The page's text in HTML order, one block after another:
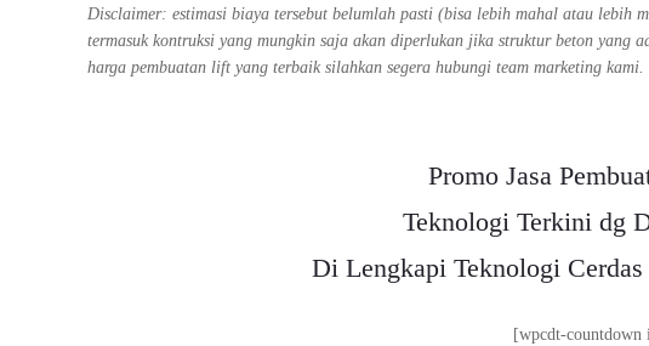
Disclaimer: estimasi biaya tersebut belumlah pasti (bisa lebih mahal atau lebih
termasuk kontruksi yang mungkin saja akan diperlukan jika struktur beton yang
harga pembuatan lift yang terbaik silahkan segera hubungi team marketing kami.
Promo Jasa
Teknologi Terkini dg
Di Lengkapi Teknologi
[wpcdt-countdown